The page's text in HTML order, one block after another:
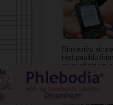
Rinkēvičs
rast papildu
onkoloģijas un
pacientiem
05/08/2026